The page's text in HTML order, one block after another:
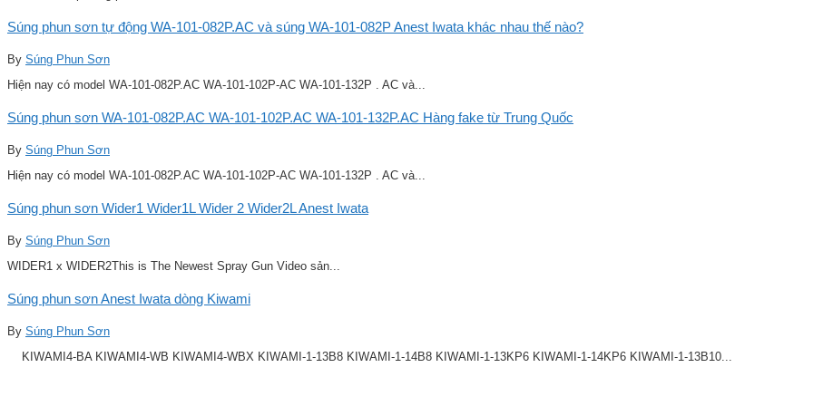
Súng phun sơn tự động WA-101-082P.AC và súng WA-101-082P Anest Iwata khác nhau thế nào?
By Súng Phun Sơn
Hiện nay có model WA-101-082P.AC WA-101-102P-AC WA-101-132P . AC và...
Súng phun sơn WA-101-082P.AC WA-101-102P.AC WA-101-132P.AC Hàng fake từ Trung Quốc
By Súng Phun Sơn
Hiện nay có model WA-101-082P.AC WA-101-102P-AC WA-101-132P . AC và...
Súng phun sơn Wider1 Wider1L Wider 2 Wider2L Anest Iwata
By Súng Phun Sơn
WIDER1 x WIDER2This is The Newest Spray Gun Video sản...
Súng phun sơn Anest Iwata dòng Kiwami
By Súng Phun Sơn
KIWAMI4-BA KIWAMI4-WB KIWAMI4-WBX KIWAMI-1-13B8 KIWAMI-1-14B8 KIWAMI-1-13KP6 KIWAMI-1-14KP6 KIWAMI-1-13B10...